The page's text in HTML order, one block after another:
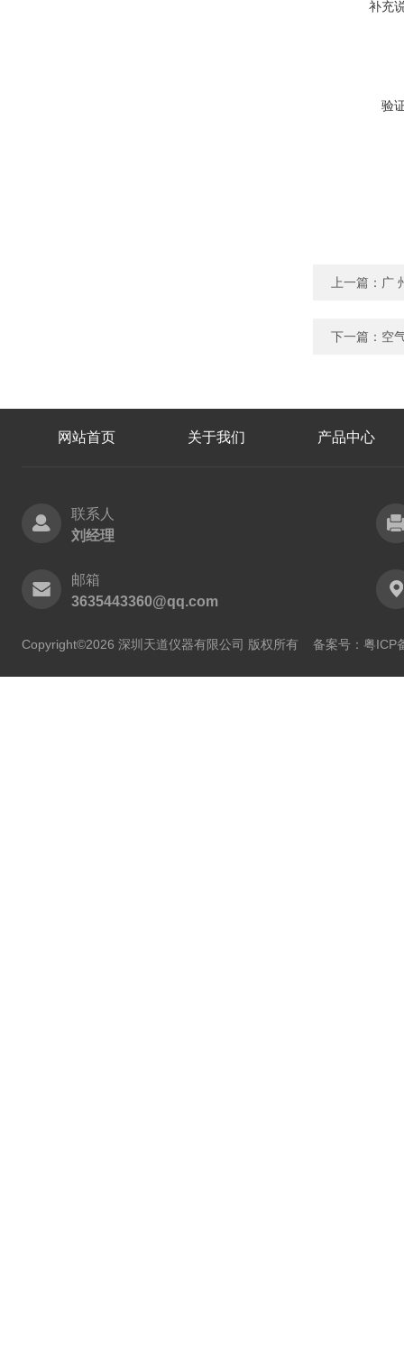
补充
验
上一篇： 广
下一篇： 空
网站首页 关于我们 产品中心
联系人
刘经理
邮箱
3635443360@qq.com
Copyright©2026 深圳天道仪器有限公司 版权所有 备案号：粤ICP